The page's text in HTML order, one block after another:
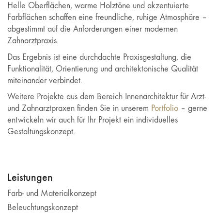
Helle Oberflächen, warme Holztöne und akzentuierte
Farbflächen schaffen eine freundliche, ruhige Atmosphäre –
abgestimmt auf die Anforderungen einer modernen
Zahnarztpraxis.
Das Ergebnis ist eine durchdachte Praxisgestaltung, die
Funktionalität, Orientierung und architektonische Qualität
miteinander verbindet.
Weitere Projekte aus dem Bereich Innenarchitektur für Arzt-
und Zahnarztpraxen finden Sie in unserem Portfolio – gerne
entwickeln wir auch für Ihr Projekt ein individuelles
Gestaltungskonzept.
Leistungen
Farb- und Materialkonzept
Beleuchtungskonzept